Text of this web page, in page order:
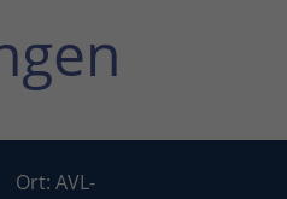
Ort: AVL-